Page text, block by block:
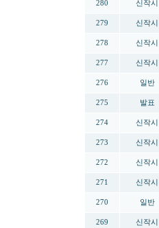
280 신작시
279 신작시
278 신작시
277 신작시
276 일반
275 발표
274 신작시
273 신작시
272 신작시
271 신작시
270 일반
269 신작시